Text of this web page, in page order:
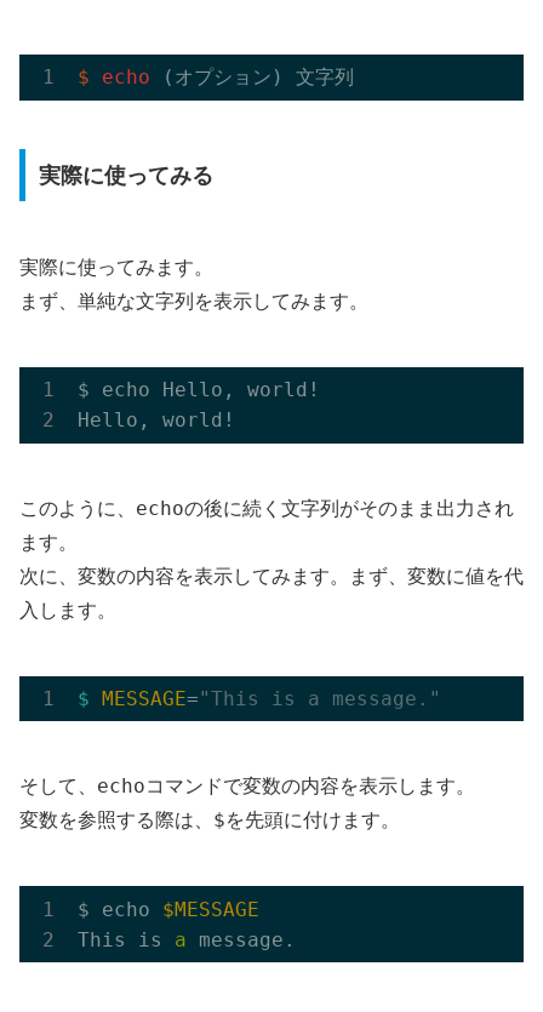
$ echo (オプション) 文字列
実際に使ってみる
実際に使ってみます。
まず、単純な文字列を表示してみます。
$ echo Hello, world!
このように、 echoの後に続く文字列がそのまま出力され
ます。
次に、変数の内容を表示してみます。まず、変数に値を代
入します。
$ MESSAGE="This is a message."
そして、 echoコマンドで変数の内容を表示します。
変数を参照する際は、 $を先頭に付けます。
$ echo $MESSAGE
This is a